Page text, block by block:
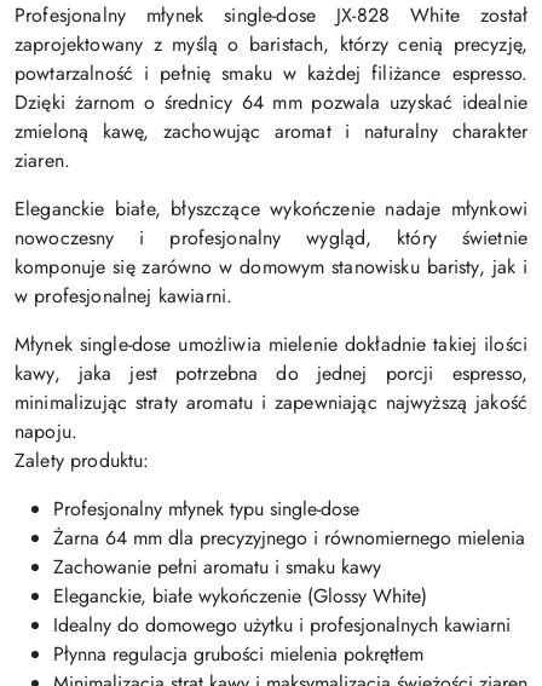
Profesjonalny młynek single-dose JX-828 White został
zaprojektowany z myślą o baristach, którzy cenią precyzję,
powtarzalność i pełnię smaku w każdej filiżance espresso.
Dzięki żarnom o średnicy 64 mm pozwala uzyskać idealnie
zmieloną kawę, zachowując aromat i naturalny charakter
ziaren.
Eleganckie białe, błyszczące wykończenie nadaje młynkowi
nowoczesny i profesjonalny wygląd, który świetnie
komponuje się zarówno w domowym stanowisku baristy, jak i
w profesjonalnej kawiarni.
Młynek single-dose umożliwia mielenie dokładnie takiej ilości
kawy, jaka jest potrzebna do jednej porcji espresso,
minimalizując straty aromatu i zapewniając najwyższą jakość
napoju.
Zalety produktu:
Profesjonalny młynek typu single-dose
Żarna 64 mm dla precyzyjnego i równomiernego mielenia
Zachowanie pełni aromatu i smaku kawy
Eleganckie, białe wykończenie (Glossy White)
Idealny do domowego użytku i profesjonalnych kawiarni
Płynna regulacja grubości mielenia pokrętłem